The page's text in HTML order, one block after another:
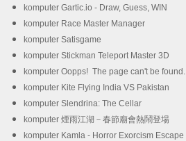
komputer Gartic.io - Draw, Guess, WIN
komputer Race Master Manager
komputer Satisgame
komputer Stickman Teleport Master 3D
komputer Oopps! The page can't be found.
komputer Kite Flying India VS Pakistan
komputer Slendrina: The Cellar
komputer 煙雨江湖－春節廟會熱鬧登場
komputer Kamla - Horror Exorcism Escape